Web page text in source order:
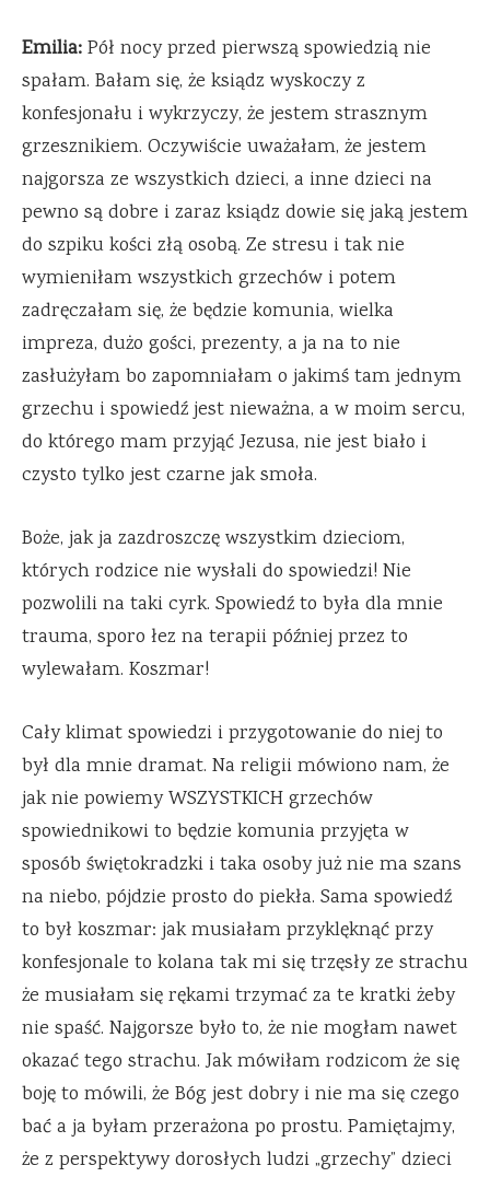
Emilia:Pół nocy przed pierwszą spowiedzią nie
spałam. Bałam się, że ksiądz wyskoczy z
konfesjonału i wykrzyczy, że jestem strasznym
grzesznikiem. Oczywiście uważałam, że jestem
najgorsza ze wszystkich dzieci, a inne dzieci na
pewno są dobre i zaraz ksiądz dowie się jaką jestem
do szpiku kości złą osobą. Ze stresu i tak nie
wymieniłam wszystkich grzechów i potem
zadręczałam się, że będzie komunia, wielka
impreza, dużo gości, prezenty, a ja na to nie
zasłużyłam bo zapomniałam o jakimś tam jednym
grzechu i spowiedź jest nieważna, a w moim sercu,
do którego mam przyjąć Jezusa, nie jest biało i
czysto tylko jest czarne jak smoła.
Boże, jak ja zazdroszczę wszystkim dzieciom,
których rodzice nie wysłali do spowiedzi! Nie
pozwolili na taki cyrk. Spowiedź to była dla mnie
trauma, sporo łez na terapii później przez to
wylewałam. Koszmar!
Cały klimat spowiedzi i przygotowanie do niej to
był dla mnie dramat. Na religii mówiono nam, że
jak nie powiemy WSZYSTKICH grzechów
spowiednikowi to będzie komunia przyjęta w
sposób świętokradzki i taka osoby już nie ma szans
na niebo, pójdzie prosto do piekła. Sama spowiedź
to był koszmar: jak musiałam przyklęknąć przy
konfesjonale to kolana tak mi się trzęsły ze strachu
że musiałam się rękami trzymać za te kratki żeby
nie spaść. Najgorsze było to, że nie mogłam nawet
okazać tego strachu. Jak mówiłam rodzicom że się
boję to mówili, że Bóg jest dobry i nie ma się czego
bać a ja byłam przerażona po prostu. Pamiętajmy,
że z perspektywy dorosłych ludzi „grzechy” dzieci